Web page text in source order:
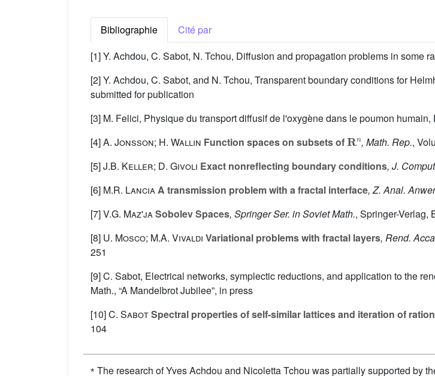
Bibliographie
Cité par
[1] Y. Achdou, C. Sabot, N. Tchou, Diffusion and propagation problems in some
[2] Y. Achdou, C. Sabot, and N. Tchou, Transparent boundary conditions for
submitted for publication
[3] M. Felici, Physique du transport diffusif de l'oxygène dans le poumon
[4]A. Jonsson; H. Wallin Function spaces on subsets of , Math. Rep.,
[5]J.B. Keller; D. Givoli Exact nonreflecting boundary conditions, J.
[6] M.R. LanciaA transmission problem with a fractal interface, Z. Anal.
[7]V.G. Maz'jaSobolev Spaces, Springer Ser. in Soviet Math., Springer-Verlag,
[8] U. Mosco; M.A. Vivaldi Variational problems with fractal layers, Rend.
251
[9] C. Sabot, Electrical networks, symplectic reductions, and application to the
Math., “A Mandelbrot Jubilee”, in press
[10]C. SabotSpectral properties of self-similar lattices and iteration of
104
⁎ The research of Yves Achdou and Nicoletta Tchou was partially supported by